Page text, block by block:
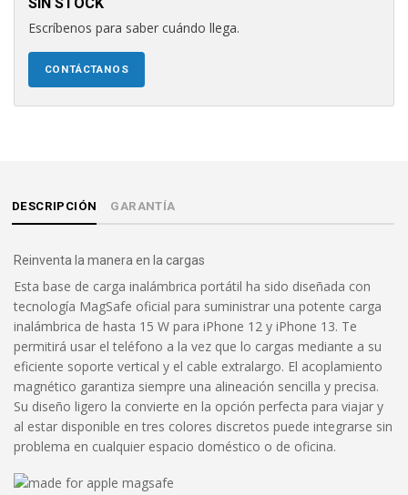
Escríbenos para saber cuándo llega.
CONTÁCTANOS
DESCRIPCIÓN GARANTÍA
Reinventa la manera en la cargas
Esta base de carga inalámbrica portátil ha sido diseñada con
tecnología MagSafe oficial para suministrar una potente carga
inalámbrica de hasta 15 W para iPhone 12 y iPhone 13. Te
permitirá usar el teléfono a la vez que lo cargas mediante a su
eficiente soporte vertical y el cable extralargo. El acoplamiento
magnético garantiza siempre una alineación sencilla y precisa.
Su diseño ligero la convierte en la opción perfecta para viajar y
al estar disponible en tres colores discretos puede integrarse sin
problema en cualquier espacio doméstico o de oficina.